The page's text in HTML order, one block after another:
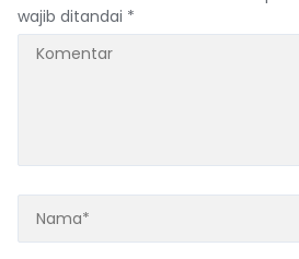
wajib ditandai *